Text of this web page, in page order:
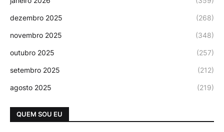
dezembro 2025 (268)
novembro 2025 (348)
outubro 2025 (257)
setembro 2025 (212)
agosto 2025 (219)
QUEM SOU EU